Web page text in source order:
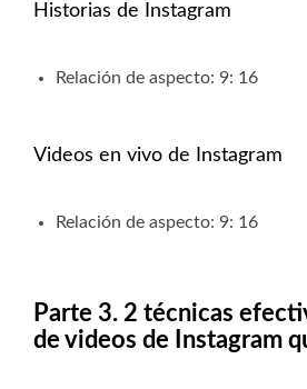
Historias de Instagram
Relación de aspecto: 9: 16
Videos en vivo de Instagram
Relación de aspecto: 9: 16
Parte 3. 2 técnicas
de videos de Instagram